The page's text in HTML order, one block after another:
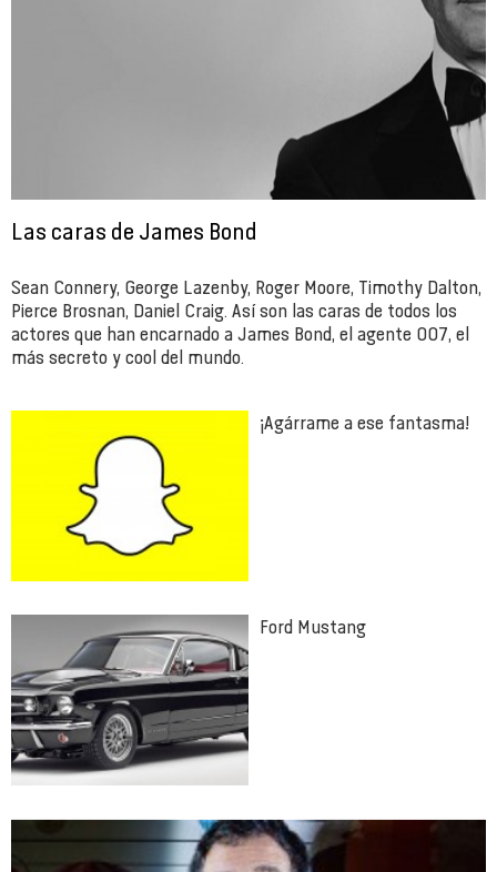
Las caras de James Bond
Sean Connery, George Lazenby, Roger Moore, Timothy Dalton,
Pierce Brosnan, Daniel Craig. Así son las caras de todos los
actores que han encarnado a James Bond, el agente 007, el
más secreto y cool del mundo.
¡Agárrame a ese fantasma!
Ford Mustang